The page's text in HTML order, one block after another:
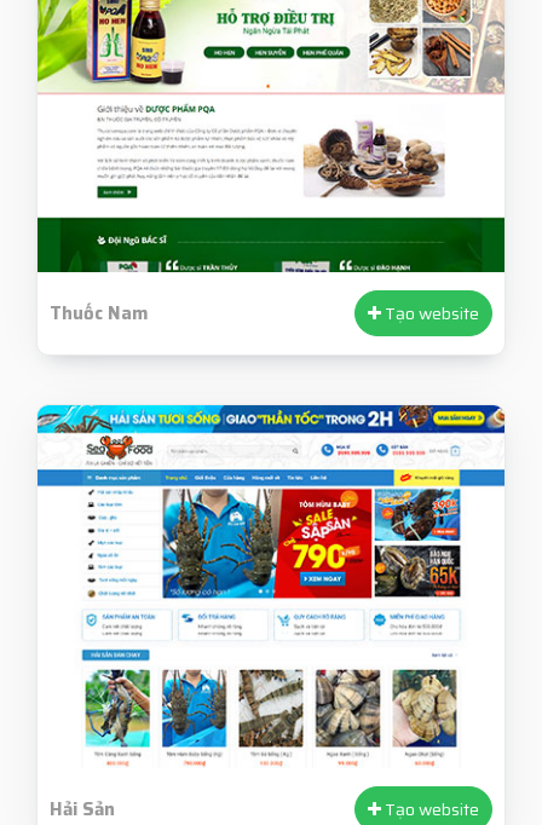
Thuốc Nam Tạo website
Hải Sản Tạo website